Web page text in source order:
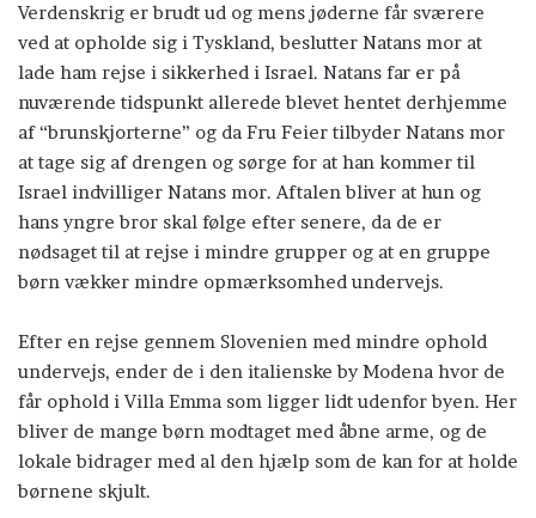
Verdenskrig er brudt ud og mens jøderne får sværere
ved at opholde sig i Tyskland, beslutter Natans mor at
lade ham rejse i sikkerhed i Israel. Natans far er på
nuværende tidspunkt allerede blevet hentet derhjemme
af “brunskjorterne” og da Fru Feier tilbyder Natans mor
at tage sig af drengen og sørge for at han kommer til
Israel indvilliger Natans mor. Aftalen bliver at hun og
hans yngre bror skal følge efter senere, da de er
nødsaget til at rejse i mindre grupper og at en gruppe
børn vækker mindre opmærksomhed undervejs.
Efter en rejse gennem Slovenien med mindre ophold
undervejs, ender de i den italienske by Modena hvor de
får ophold i Villa Emma som ligger lidt udenfor byen. Her
bliver de mange børn modtaget med åbne arme, og de
lokale bidrager med al den hjælp som de kan for at holde
børnene skjult.